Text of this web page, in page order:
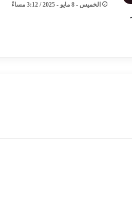
الخميس - 8 مايو - 2025 / 3:12 مساءً